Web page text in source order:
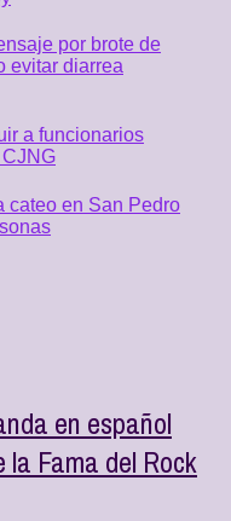
por brote de
evitar diarrea
a funcionarios
cateo en San Pedro
en español
Fama del Rock